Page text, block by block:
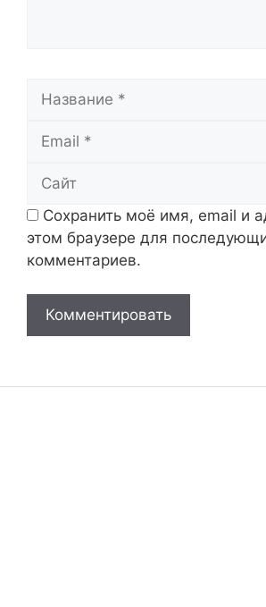
Сохранить моё имя, email и
этом браузере для
комментариев.